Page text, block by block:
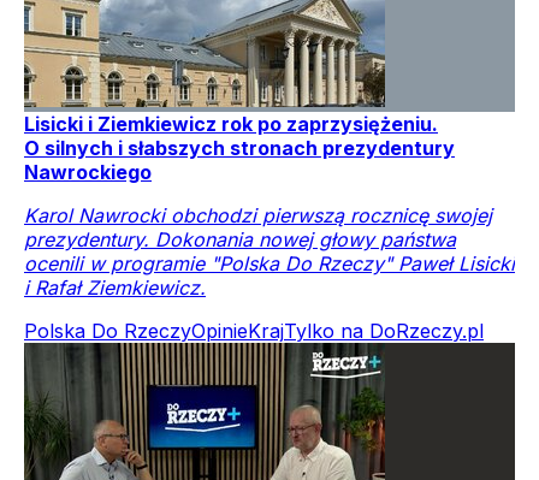
Lisicki i Ziemkiewicz rok po zaprzysiężeniu.
O silnych i słabszych stronach prezydentury
Nawrockiego
Karol Nawrocki obchodzi pierwszą rocznicę swojej
prezydentury. Dokonania nowej głowy państwa
ocenili w programie "Polska Do Rzeczy" Paweł Lisicki
i Rafał Ziemkiewicz.
Polska Do RzeczyOpinieKrajTylko na DoRzeczy.pl